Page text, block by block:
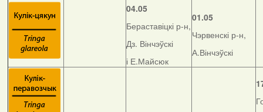
04.05
Бераставіцкі р-н,
Дз. Вінчэўскі
і Е.Майсюк
01.05
Чэрвенскі р-н,
А.Вінчэўскі